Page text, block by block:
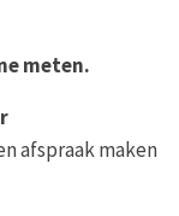
meten.
afspraak maken